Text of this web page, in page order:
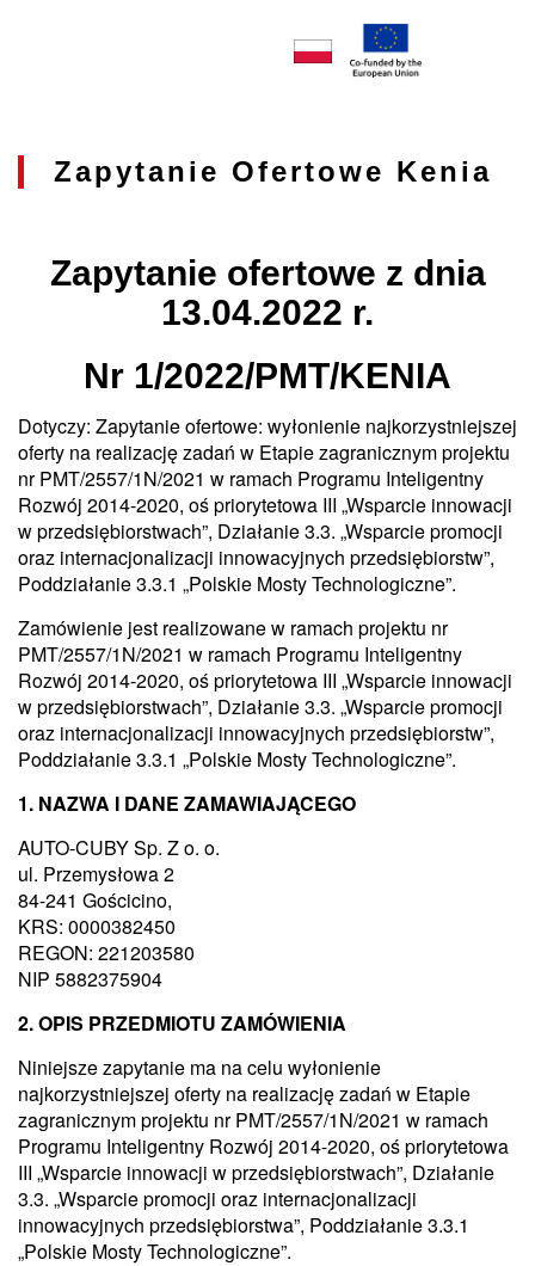
Zapytanie Ofertowe Kenia
Zapytanie ofertowe z dnia
13.04.2022 r.
Nr 1/2022/PMT/KENIA
Dotyczy: Zapytanie ofertowe: wyłonienie najkorzystniejszej
oferty na realizację zadań w Etapie zagranicznym projektu
nr PMT/2557/1N/2021 w ramach Programu Inteligentny
Rozwój 2014-2020, oś priorytetowa III „Wsparcie innowacji
w przedsiębiorstwach”, Działanie 3.3. „Wsparcie promocji
oraz internacjonalizacji innowacyjnych przedsiębiorstw”,
Poddziałanie 3.3.1 „Polskie Mosty Technologiczne”.
Zamówienie jest realizowane w ramach projektu nr
PMT/2557/1N/2021 w ramach Programu Inteligentny
Rozwój 2014-2020, oś priorytetowa III „Wsparcie innowacji
w przedsiębiorstwach”, Działanie 3.3. „Wsparcie promocji
oraz internacjonalizacji innowacyjnych przedsiębiorstw”,
Poddziałanie 3.3.1 „Polskie Mosty Technologiczne”.
1. NAZWA I DANE ZAMAWIAJĄCEGO
AUTO-CUBY Sp. Z o. o.
ul. Przemysłowa 2
84-241 Gościcino,
KRS: 0000382450
REGON: 221203580
NIP 5882375904
2. OPIS PRZEDMIOTU ZAMÓWIENIA
Niniejsze zapytanie ma na celu wyłonienie
najkorzystniejszej oferty na realizację zadań w Etapie
zagranicznym projektu nr PMT/2557/1N/2021 w ramach
Programu Inteligentny Rozwój 2014-2020, oś priorytetowa
III „Wsparcie innowacji w przedsiębiorstwach”, Działanie
3.3. „Wsparcie promocji oraz internacjonalizacji
innowacyjnych przedsiębiorstwa”, Poddziałanie 3.3.1
„Polskie Mosty Technologiczne”.